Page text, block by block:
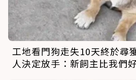
工地看門狗走失10天終於尋
人決定放手：新飼主比我們